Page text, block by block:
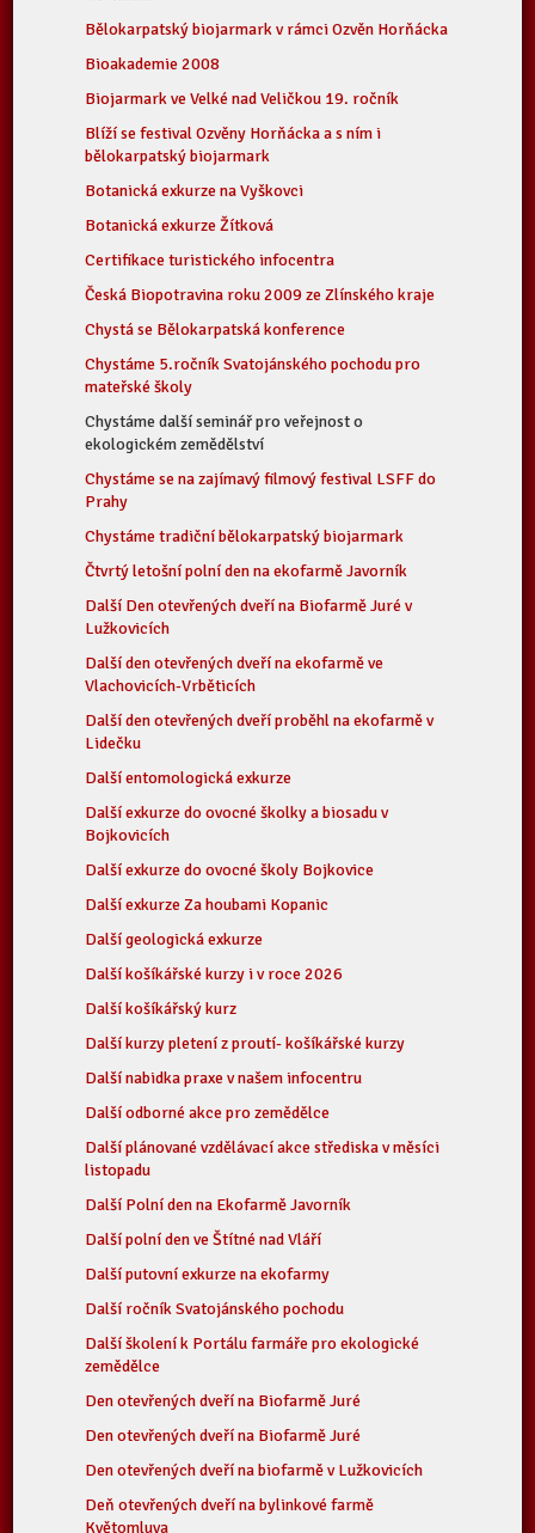
Bělokarpatský biojarmark v rámci Ozvěn Horňácka
Bioakademie 2008
Biojarmark ve Velké nad Veličkou 19. ročník
Blíží se festival Ozvěny Horňácka a s ním i
bělokarpatský biojarmark
Botanická exkurze na Vyškovci
Botanická exkurze Žítková
Certifikace turistického infocentra
Česká Biopotravina roku 2009 ze Zlínského kraje
Chystá se Bělokarpatská konference
Chystáme 5.ročník Svatojánského pochodu pro
mateřské školy
Chystáme další seminář pro veřejnost o
ekologickém zemědělství
Chystáme se na zajímavý filmový festival LSFF do
Prahy
Chystáme tradiční bělokarpatský biojarmark
Čtvrtý letošní polní den na ekofarmě Javorník
Další Den otevřených dveří na Biofarmě Juré v
Lužkovicích
Další den otevřených dveří na ekofarmě ve
Vlachovicích-Vrběticích
Další den otevřených dveří proběhl na ekofarmě v
Lidečku
Další entomologická exkurze
Další exkurze do ovocné školky a biosadu v
Bojkovicích
Další exkurze do ovocné školy Bojkovice
Další exkurze Za houbami Kopanic
Další geologická exkurze
Další košíkářské kurzy i v roce 2026
Další košíkářský kurz
Další kurzy pletení z proutí- košíkářské kurzy
Další nabidka praxe v našem infocentru
Další odborné akce pro zemědělce
Další plánované vzdělávací akce střediska v měsíci
listopadu
Další Polní den na Ekofarmě Javorník
Další polní den ve Štítné nad Vláří
Další putovní exkurze na ekofarmy
Další ročník Svatojánského pochodu
Další školení k Portálu farmáře pro ekologické
zemědělce
Den otevřených dveří na Biofarmě Juré
Den otevřených dveří na Biofarmě Juré
Den otevřených dveří na biofarmě v Lužkovicích
Deň otevřených dveří na bylinkové farmě
Květomluva